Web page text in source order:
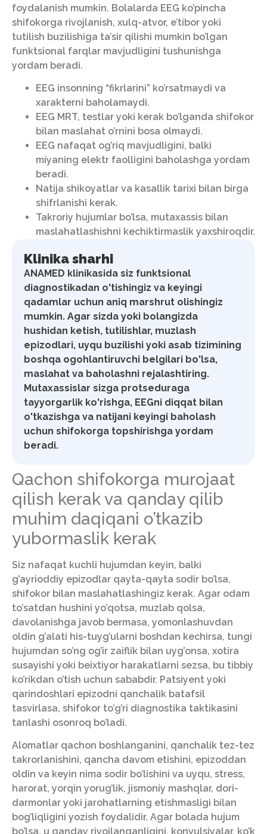
foydalanish mumkin. Bolalarda EEG ko’pincha
shifokorga rivojlanish, xulq-atvor, e’tibor yoki
tutilish buzilishiga ta’sir qilishi mumkin bo’lgan
funktsional farqlar mavjudligini tushunishga
yordam beradi.
EEG insonning “fikrlarini” ko’rsatmaydi va
xarakterni baholamaydi.
EEG MRT, testlar yoki kerak bo’lganda shifokor
bilan maslahat o’rnini bosa olmaydi.
EEG nafaqat og’riq mavjudligini, balki
miyaning elektr faolligini baholashga yordam
beradi.
Natija shikoyatlar va kasallik tarixi bilan birga
shifrlanishi kerak.
Takroriy hujumlar bo’lsa, mutaxassis bilan
maslahatlashishni kechiktirmaslik yaxshiroqdir.
Klinika sharhi
ANAMED klinikasida siz funktsional
diagnostikadan o'tishingiz va keyingi
qadamlar uchun aniq marshrut olishingiz
mumkin. Agar sizda yoki bolangizda
hushidan ketish, tutilishlar, muzlash
epizodlari, uyqu buzilishi yoki asab tizimining
boshqa ogohlantiruvchi belgilari bo'lsa,
maslahat va baholashni rejalashtiring.
Mutaxassislar sizga protseduraga
tayyorgarlik ko'rishga, EEGni diqqat bilan
o'tkazishga va natijani keyingi baholash
uchun shifokorga topshirishga yordam
beradi.
Qachon shifokorga murojaat
qilish kerak va qanday qilib
muhim daqiqani o’tkazib
yubormaslik kerak
Siz nafaqat kuchli hujumdan keyin, balki
g’ayrioddiy epizodlar qayta-qayta sodir bo’lsa,
shifokor bilan maslahatlashingiz kerak. Agar odam
to’satdan hushini yo’qotsa, muzlab qolsa,
davolanishga javob bermasa, yomonlashuvdan
oldin g’alati his-tuyg’ularni boshdan kechirsa, tungi
hujumdan so’ng og’ir zaiflik bilan uyg’onsa, xotira
susayishi yoki beixtiyor harakatlarni sezsa, bu tibbiy
ko’rikdan o’tish uchun sababdir. Patsiyent yoki
qarindoshlari epizodni qanchalik batafsil
tasvirlasa, shifokor to’g’ri diagnostika taktikasini
tanlashi osonroq bo’ladi.
Alomatlar qachon boshlanganini, qanchalik tez-tez
takrorlanishini, qancha davom etishini, epizoddan
oldin va keyin nima sodir bo’lishini va uyqu, stress,
harorat, yorqin yorug’lik, jismoniy mashqlar, dori-
darmonlar yoki jarohatlarning etishmasligi bilan
bog’liqligini yozish foydalidir. Agar bolada hujum
bo’lsa, u qanday rivojlanganligini, konvulsiyalar, ko’k